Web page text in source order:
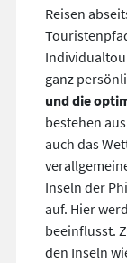
Reisen
ganz
und die
bestehen
auch das
Inseln der
auf. Hier
beeinflusst.
den Inseln